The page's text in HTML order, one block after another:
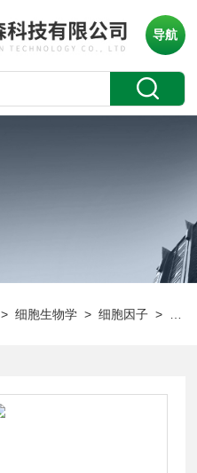
导航
>细胞生物学 >细胞因子 > 重组人粒细胞巨噬细胞刺激因子(GMP级) GM-CSF CT-209A 10ug